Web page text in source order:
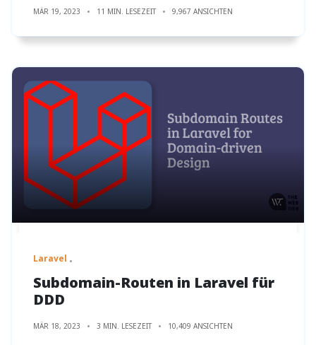
MÄR 19, 2023 11 MIN. LESEZEIT 9,967 ANSICHTEN
Laravel
Subdomain-Routen in Laravel für
DDD
MÄR 18, 2023 3 MIN. LESEZEIT 10,409 ANSICHTEN